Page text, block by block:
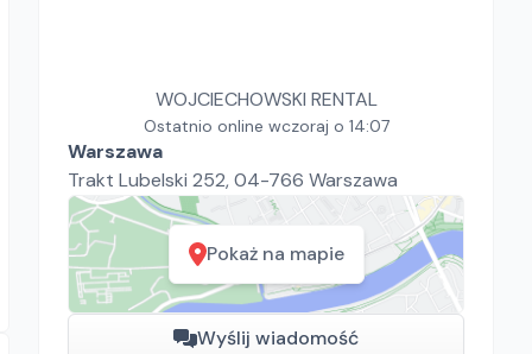
WOJCIECHOWSKI RENTAL
Ostatnio online wczoraj o 14:07
Warszawa
Trakt Lubelski 252, 04-766 Warszawa
Pokaż na mapie
Wyślij wiadomość